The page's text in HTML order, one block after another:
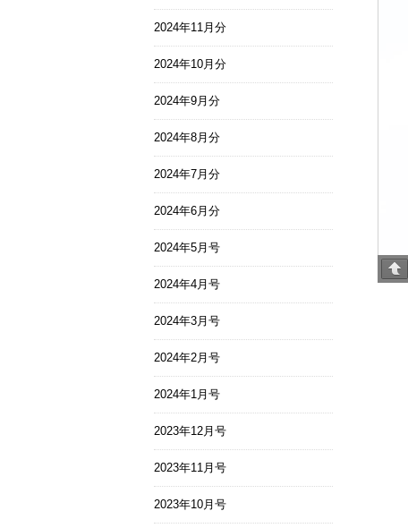
2024年11月分
2024年10月分
2024年9月分
2024年8月分
2024年7月分
2024年6月分
2024年5月号
2024年4月号
2024年3月号
2024年2月号
2024年1月号
2023年12月号
2023年11月号
2023年10月号